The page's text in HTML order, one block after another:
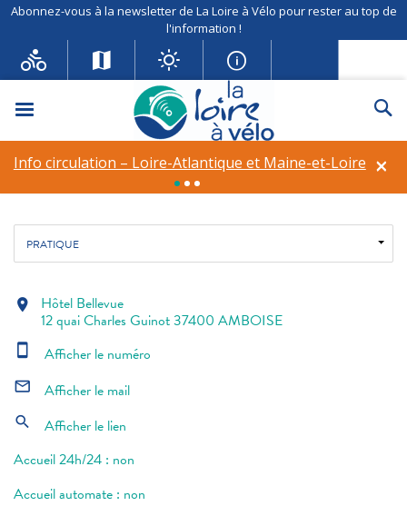
Abonnez-vous à la newsletter de La Loire à Vélo pour rester au top de
l'information !
Menu
×
Info circulation – Loire-Atlantique et Maine-et-Loire
Hôtel Bellevue
Hôtel restaurant
star_ratestar_ratestar_rate
Fil d'ariane
Accueil Hôtellerie Hôtel Bellevue
PRATIQUE
location_on Hôtel Bellevue
12 quai Charles Guinot 37400 AMBOISE
smartphone Afficher le numéro
mail_outline Afficher le mail
search
Afficher le lien
Accueil 24h/24 : non
Accueil automate : non